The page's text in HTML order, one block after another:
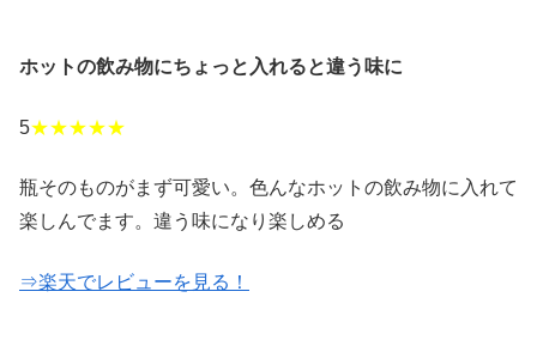
ホットの飲み物にちょっと入れると違う味に
5★★★★★
瓶そのものがまず可愛い。色んなホットの飲み物に入れて
楽しんでます。違う味になり楽しめる
⇒楽天でレビューを見る！